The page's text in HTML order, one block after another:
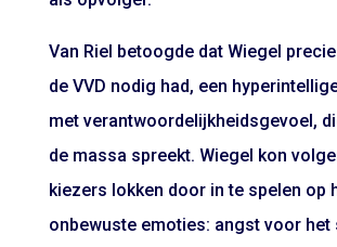
Van Riel betoogde dat Wiegel
de VVD nodig had, een
met verantwoordelijkheidsgevoel,
de massa spreekt. Wiegel kon
kiezers lokken door in te spelen op
onbewuste emoties: angst voor het